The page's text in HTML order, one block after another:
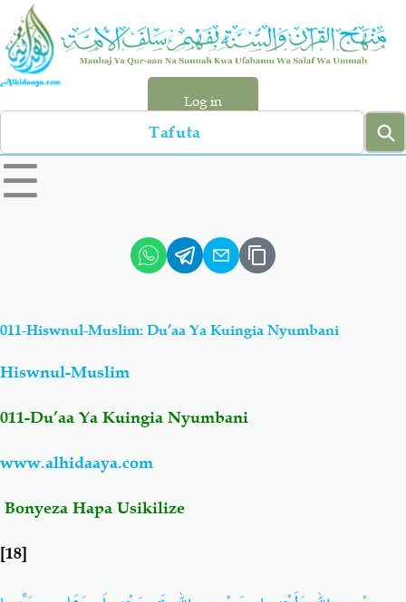
Skip
main
content
Log in
Search
left
sidebar
☰
Hadiyth
Manhaj
Salaf Wa Ummah
Fiqh-Ibaadah
Fataawa Za Ulamaa
011-Hiswnul-Muslim: Du’aa Ya Kuingia Nyumbani
Hiswnul-Muslim
011-Du’aa Ya Kuingia Nyumbani
www.alhidaaya.com
Bonyeza Hapa Usikilize
[18]